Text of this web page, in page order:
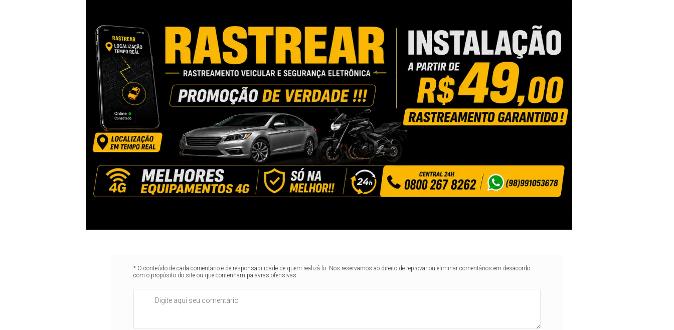
* O conteúdo de cada comentário é de responsabilidade de quem realizá-lo. Nos reservamos ao direito de reprovar ou eliminar comentários em desacordo
com o propósito do site ou que contenham palavras ofensivas.